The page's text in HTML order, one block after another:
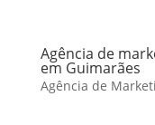
Agência de
em Guimarães
Agência de